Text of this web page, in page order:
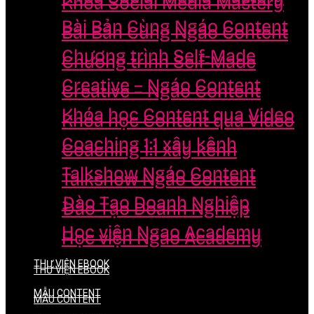
Bài Bản Cùng Ngáo Content
Chương trình Self-Made
Creative – Ngáo Content
Khóa học Content qua Video
Coaching 1:1 xây kênh
Talkshow Ngáo Content
Đào Tạo Doanh Nghiệp
Học viện Ngao Academy
THƯ VIỆN EBOOK
MẪU CONTENT
Bài Bản Cùng Ngáo Content
Chương trình Self-Made
Creative – Ngáo Content
Khóa học Content qua Video
Coaching 1:1 xây kênh
Talkshow Ngáo Content
Đào Tạo Doanh Nghiệp
Học viện Ngao Academy
THƯ VIỆN EBOOK
MẪU CONTENT